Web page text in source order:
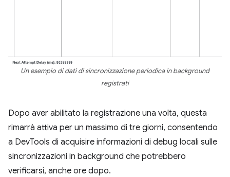
Un esempio di dati di sincronizzazione periodica in background
registrati
Dopo aver abilitato la registrazione una volta, questa
rimarrà attiva per un massimo di tre giorni, consentendo
a DevTools di acquisire informazioni di debug locali sulle
sincronizzazioni in background che potrebbero
verificarsi, anche ore dopo.